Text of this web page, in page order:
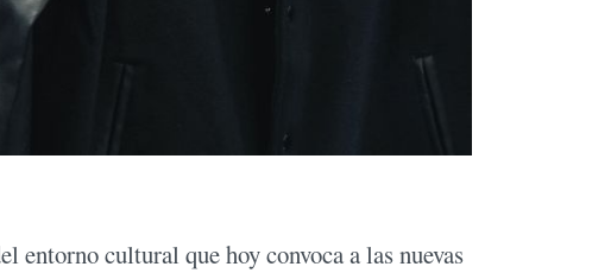
entorno cultural que hoy convoca a las nuevas